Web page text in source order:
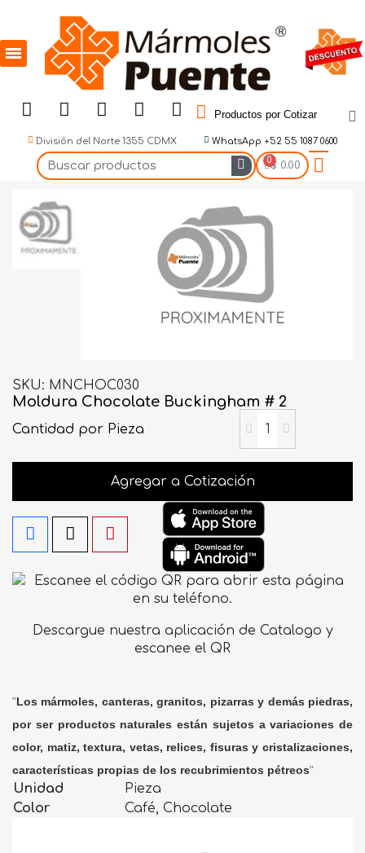
Productos por Cotizar
División del Norte 1355 CDMX WhatsApp +52 55 1087 0600
$ 0.00
SKU MNCHOC030
Moldura Chocolate Buckingham # 2
Cantidad por Pieza
Agregar a Cotización
Descargue nuestra aplicación de Catalogo y
escanee el QR
"Los mármoles, canteras, granitos, pizarras y demás piedras,
por ser productos naturales están sujetos a variaciones de
color, matiz, textura, vetas, relices, fisuras y cristalizaciones,
características propias de los recubrimientos pétreos"
Unidad
Pieza
Color
Café, Chocolate